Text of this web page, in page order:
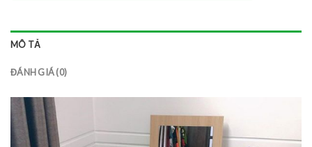
MÔ TẢ
ĐÁNH GIÁ (0)